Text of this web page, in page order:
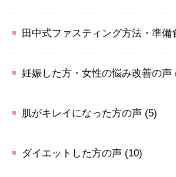
田中式ファスティング方法・準備
妊娠した方・女性の悩み改善の声
肌がキレイになった方の声 (5)
ダイエットした方の声 (10)